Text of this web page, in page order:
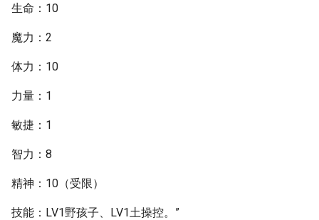
生命：10
魔力：2
体力：10
力量：1
敏捷：1
智力：8
精神：10（受限）
技能：LV1野孩子、LV1土操控。”